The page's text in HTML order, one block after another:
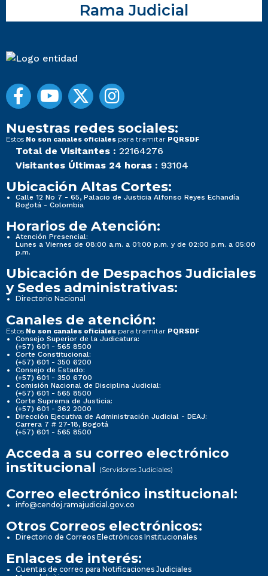
Rama Judicial
Nuestras redes sociales:
Estos No son canales oficiales para tramitar PQRSDF
Total de Visitantes : 22164276
Visitantes Últimas 24 horas : 93104
Ubicación Altas Cortes:
Calle 12 No 7 - 65, Palacio de Justicia Alfonso Reyes Echandía
Bogotá - Colombia
Horarios de Atención:
Atención Presencial:
Lunes a Viernes de 08:00 a.m. a 01:00 p.m. y de 02:00 p.m. a 05:00
p.m.
Ubicación de Despachos Judiciales
y Sedes administrativas:
Directorio Nacional
Canales de atención:
Estos No son canales oficiales para tramitar PQRSDF
Consejo Superior de la Judicatura:
(+57) 601 - 565 8500
Corte Constitucional:
(+57) 601 - 350 6200
Consejo de Estado:
(+57) 601 - 350 6700
Comisión Nacional de Disciplina Judicial:
(+57) 601 - 565 8500
Corte Suprema de Justicia:
(+57) 601 - 362 2000
Dirección Ejecutiva de Administración Judicial - DEAJ:
Carrera 7 # 27-18, Bogotá
(+57) 601 - 565 8500
Acceda a su correo electrónico
institucional (Servidores Judiciales)
Correo electrónico institucional:
info@cendoj.ramajudicial.gov.co
Otros Correos electrónicos:
Directorio de Correos Electrónicos Institucionales
Enlaces de interés:
Cuentas de correo para Notificaciones Judiciales